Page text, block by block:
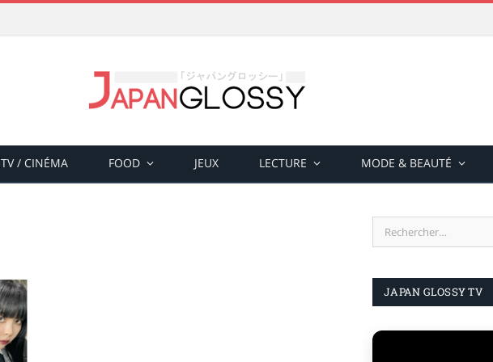
TV / CINÉMA FOOD JEUX LECTURE MODE & BEAUTÉ
JAPAN GLOSSY TV